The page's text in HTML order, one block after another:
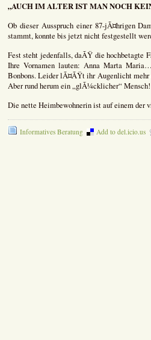
„AUCH IM ALTER IST MAN NOCH
Ob dieser Ausspruch einer 87-jÃ¤hrigen
stammt, konnte bis jetzt nicht festgestellt
Fest steht jedenfalls, daÃŸ die hochbetagte
Ihre Vornamen lauten: Anna Marta
Bonbons. Leider lÃ¤ÃŸt ihr Augenlicht mehr
Aber rund herum ein „glÃ¼cklicher“ Mensch!
Die nette Heimbewohnerin ist auf einem der
Informatives Beratung Add to del.icio.us